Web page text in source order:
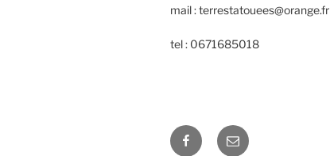
mail : terrestatouees@orange.fr
tel : 0671685018
Facebook
E-